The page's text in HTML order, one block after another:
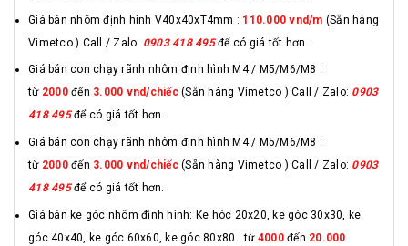
Giá bán nhôm định hình V40x40xT4mm : 110.000 vnd/m (Sẵn hàng
Vimetco ) Call / Zalo: 0903 418 495để có giá tốt hơn.
Giá bán con chạy rãnh nhôm định hình M4 / M5/M6/M8 :
từ 2000đến 3.000 vnd/chiếc(Sẵn hàng Vimetco ) Call / Zalo: 0903
418 495để có giá tốt hơn.
Giá bán con chạy rãnh nhôm định hình M4 / M5/M6/M8 :
từ 2000đến 3.000 vnd/chiếc(Sẵn hàng Vimetco ) Call / Zalo: 0903
418 495để có giá tốt hơn.
Giá bán ke góc nhôm định hình: Ke hóc 20x20, ke góc 30x30, ke
góc 40x40, ke góc 60x60, ke góc 80x80 : từ 4000đến 20.000